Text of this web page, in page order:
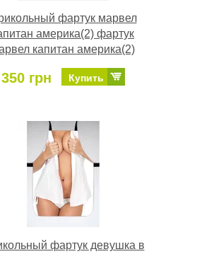
фартук марвел
америка(2) фартук
капитан америка(2)
350 грн Купить
фартук девушка в